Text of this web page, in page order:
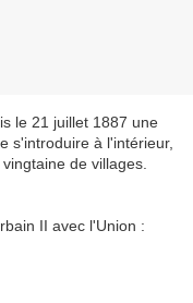
le 21 juillet 1887 une
s'introduire à l'intérieur,
de villages.
II avec l'Union :